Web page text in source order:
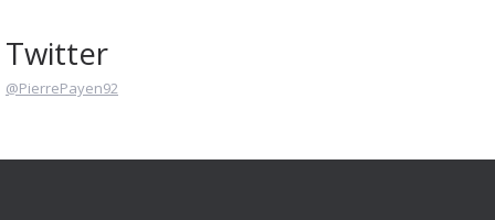
Twitter
@PierrePayen92